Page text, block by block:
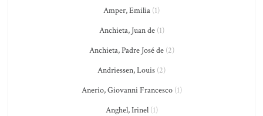
Amper, Emilia (1)
Anchieta, Juan de(1)
Anchieta, Padre José de(2)
Andriessen, Louis (2)
Anerio, Giovanni Francesco(1)
Anghel, Irinel(1)